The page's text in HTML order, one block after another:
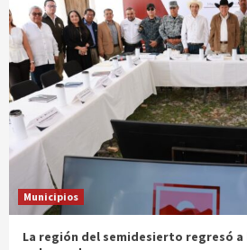
Municipios
Entrega gobernador a productores